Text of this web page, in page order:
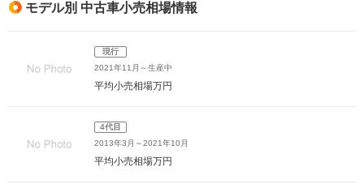
モデル別 中古車小売相場情報
現行
2021年11月～生産中
平均小売相場万円
4代目
2013年3月～2021年10月
平均小売相場万円